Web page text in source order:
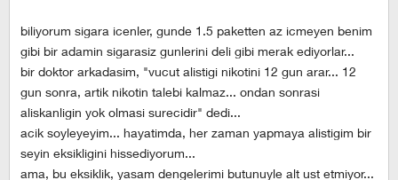
biliyorum sigara icenler, gunde 1.5 paketten az icmeyen benim
gibi bir adamin sigarasiz gunlerini deli gibi merak ediyorlar...
bir doktor arkadasim, "vucut alistigi nikotini 12 gun arar... 12
gun sonra, artik nikotin talebi kalmaz... ondan sonrasi
aliskanligin yok olmasi surecidir" dedi...
acik soyleyeyim... hayatimda, her zaman yapmaya alistigim bir
seyin eksikligini hissediyorum...
ama, bu eksiklik, yasam dengelerimi butunuyle alt ust etmiyor...